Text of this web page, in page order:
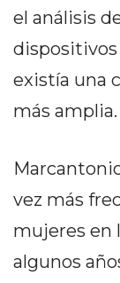
PRECIOS
SUPLEMENTOS
DEPORTIVOS
EN
DEPORTIVOS
EN
PERGAMINO:
MEJORES
el análisis
dispositivos
existía una
más amplia.
vez más
mujeres en
algunos